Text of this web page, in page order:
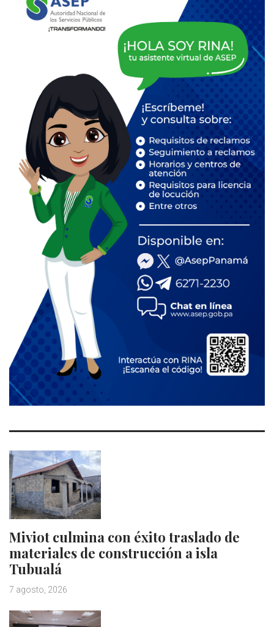
Miviot culmina con éxito traslado de
materiales de construcción a isla
Tubualá
7 agosto, 2026